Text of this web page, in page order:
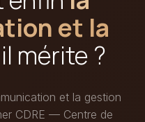
et la
mérite ?
et la gestion
CDRE — Centre de